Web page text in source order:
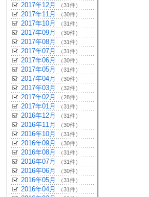
2017年12月 （31件）
2017年11月 （30件）
2017年10月 （31件）
2017年09月 （30件）
2017年08月 （31件）
2017年07月 （31件）
2017年06月 （30件）
2017年05月 （31件）
2017年04月 （30件）
2017年03月 （32件）
2017年02月 （28件）
2017年01月 （31件）
2016年12月 （31件）
2016年11月 （30件）
2016年10月 （31件）
2016年09月 （30件）
2016年08月 （31件）
2016年07月 （31件）
2016年06月 （30件）
2016年05月 （31件）
2016年04月 （31件）